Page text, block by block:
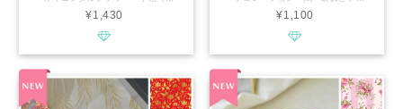
¥1,430 ¥1,100